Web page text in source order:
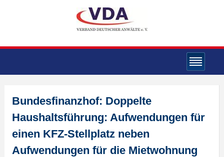
Bundesfinanzhof: Doppelte
Haushaltsführung: Aufwendungen für
einen KFZ-Stellplatz neben
Aufwendungen für die Mietwohnung